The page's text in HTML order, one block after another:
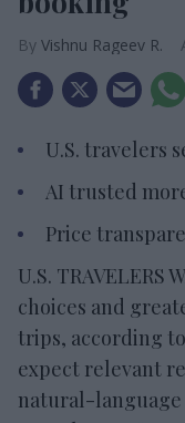
Vishnu Rageev R.
U.S. travelers
AI trusted
Price
U.S.
choices and
trips, according
expect relevant
natural-language